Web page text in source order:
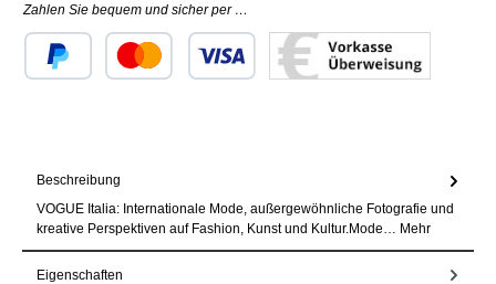
Zahlen Sie bequem und sicher per …
Beschreibung
VOGUE Italia: Internationale Mode, außergewöhnliche Fotografie und
kreative Perspektiven auf Fashion, Kunst und Kultur.Mode… Mehr
Eigenschaften